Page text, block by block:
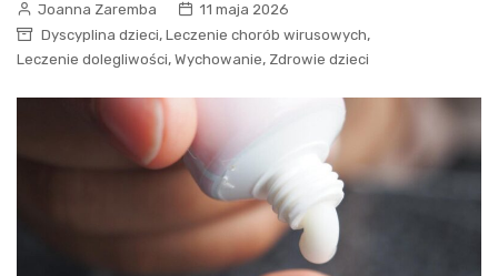
Joanna Zaremba
11 maja 2026
Dyscyplina dzieci, Leczenie chorób wirusowych,
Leczenie dolegliwości, Wychowanie, Zdrowie dzieci